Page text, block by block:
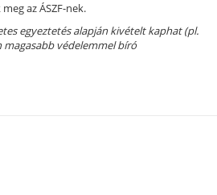
az ÁSZF-nek.
egyeztetés alapján kivételt kaphat (pl.
védelemmel bíró